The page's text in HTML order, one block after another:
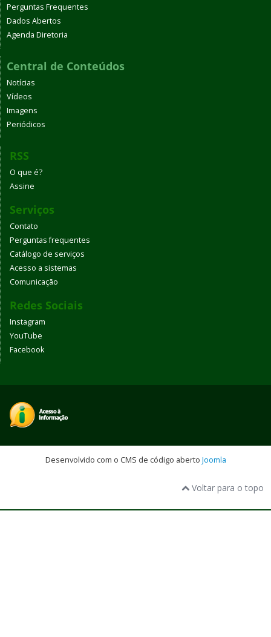
Perguntas Frequentes
Dados Abertos
Agenda Diretoria
Central de Conteúdos
Notícias
Vídeos
Imagens
Periódicos
RSS
O que é?
Assine
Serviços
Contato
Perguntas frequentes
Catálogo de serviços
Acesso a sistemas
Comunicação
Redes Sociais
Instagram
YouTube
Facebook
Desenvolvido com o CMS de código aberto Joomla
Voltar para o topo